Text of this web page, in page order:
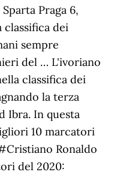
Praga 6,
classifica dei
sempre
del … L'ivoriano
classifica dei
la terza
Ibra. In questa
10 marcatori
Ronaldo
del 2020: